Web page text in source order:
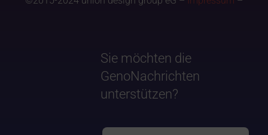
Sie möchten die
GenoNachrichten
unterstützen?